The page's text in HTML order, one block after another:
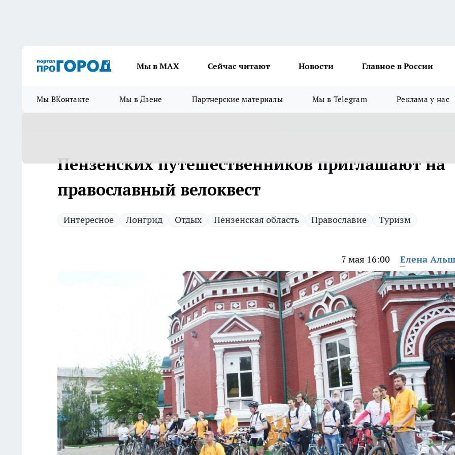
Мы в МАХ Сейчас читают Новости Главное в России
Мы ВКонтакте Мы в Дзене Партнерские материалы Мы в Telegram Реклама у нас
Пензенских путешественников приглашают на
православный велоквест
Интересное Лонгрид Отдых Пензенская область Православие Туризм
7 мая 16:00 Елена